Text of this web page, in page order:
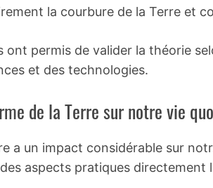
la courbure de la Terre et
ont permis de valider la théorie
et des technologies.
de la Terre sur notre vie
a un impact considérable sur
aspects pratiques